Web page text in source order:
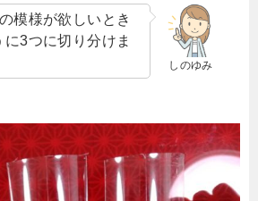
しのゆみ
模様が欲しいとき
3つに切り分けま